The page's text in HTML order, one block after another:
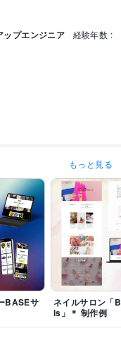
ップエンジニア
経験年数 :
もっと見る
BASEサ
ネイルサロン「
ls」＊ 制作例